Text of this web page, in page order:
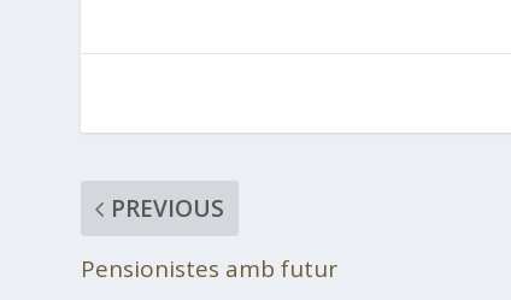
PREVIOUS
Pensionistes amb futur